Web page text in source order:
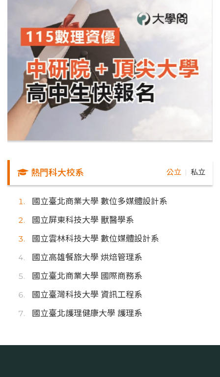
熱門科大校系 公立 私立
國立臺北商業大學 數位多媒體設計系
國立屏東科技大學 獸醫學系
國立雲林科技大學 數位媒體設計系
國立高雄餐旅大學 烘焙管理系
國立臺北商業大學 國際商務系
國立臺灣科技大學 資訊工程系
國立臺北護理健康大學 護理系